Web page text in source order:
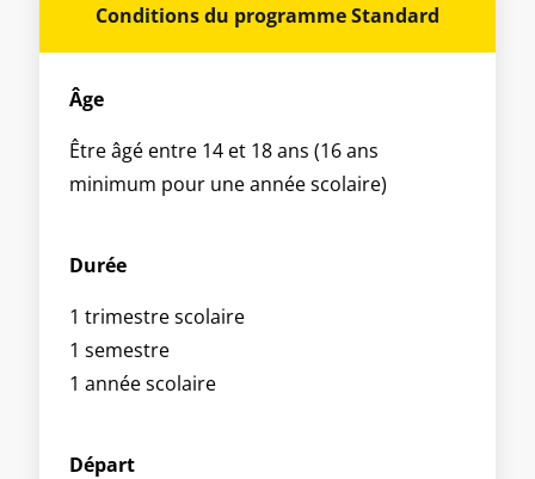
Conditions du programme Standard
Âge
Être âgé entre 14 et 18 ans (16 ans
minimum pour une année scolaire)
Durée
1 trimestre scolaire
1 semestre
1 année scolaire
Départ